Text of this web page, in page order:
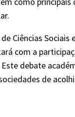
Ciências
com a
debate
de